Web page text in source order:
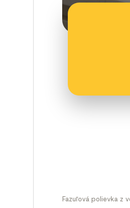
Fazuľová polievka z